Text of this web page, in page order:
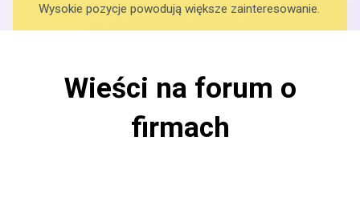
Wysokie pozycje powodują większe zainteresowanie.
Wieści na forum o
firmach